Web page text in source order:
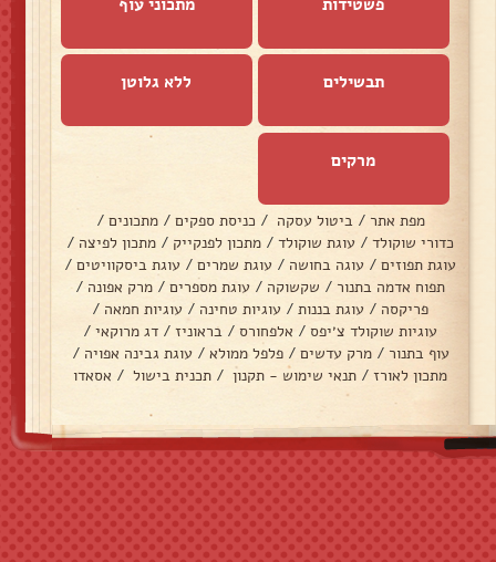
פשטידות מתכוני עוף
תבשילים ללא גלוטן
מרקים
מפת אתר / ביטול עסקה / כניסת ספקים / מתכונים /
כדורי שוקולד / עוגת שוקולד / מתכון לפנקייק / מתכון לפיצה /
עוגת תפוזים / עוגה בחושה / עוגת שמרים / עוגת ביסקוויטים /
תפוח אדמה בתנור / שקשוקה / עוגת מספרים / מרק אפונה /
פריקסה / עוגת בננות / עוגיות טחינה / עוגיות חמאה /
עוגיות שוקולד צ׳יפס / אלפחורס / בראוניז / דג מרוקאי /
עוף בתנור / מרק עדשים / פלפל ממולא / עוגת גבינה אפויה /
מתכון לאורז / תנאי שימוש - תקנון / תכנית בישול / אסאדו